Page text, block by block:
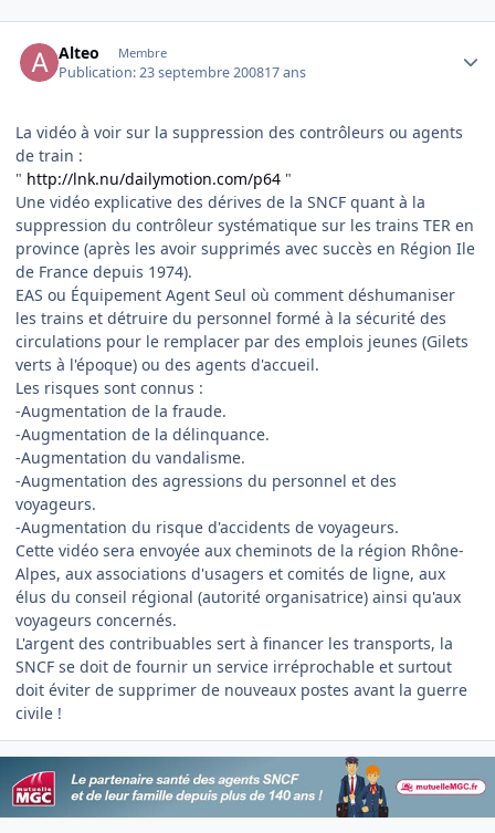
Alteo Membre
Publication:23 septembre 200817 ans
La vidéo à voir sur la suppression des contrôleurs ou agents
de train :
" http://lnk.nu/dailymotion.com/p64 "
Une vidéo explicative des dérives de la SNCF quant à la
suppression du contrôleur systématique sur les trains TER en
province (après les avoir supprimés avec succès en Région Ile
de France depuis 1974).
EAS ou Équipement Agent Seul où comment déshumaniser
les trains et détruire du personnel formé à la sécurité des
circulations pour le remplacer par des emplois jeunes (Gilets
verts à l'époque) ou des agents d'accueil.
Les risques sont connus :
-Augmentation de la fraude.
-Augmentation de la délinquance.
-Augmentation du vandalisme.
-Augmentation des agressions du personnel et des
voyageurs.
-Augmentation du risque d'accidents de voyageurs.
Cette vidéo sera envoyée aux cheminots de la région Rhône-
Alpes, aux associations d'usagers et comités de ligne, aux
élus du conseil régional (autorité organisatrice) ainsi qu'aux
voyageurs concernés.
L'argent des contribuables sert à financer les transports, la
SNCF se doit de fournir un service irréprochable et surtout
doit éviter de supprimer de nouveaux postes avant la guerre
civile !